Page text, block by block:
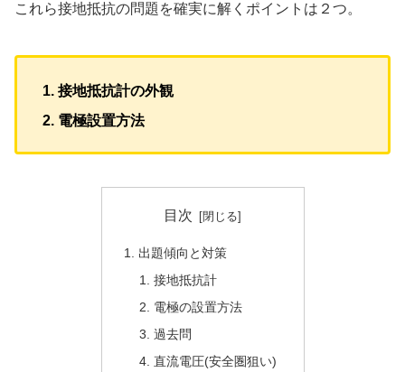
これら接地抵抗の問題を確実に解くポイントは２つ。
接地抵抗計の外観
電極設置方法
目次
出題傾向と対策
接地抵抗計
電極の設置方法
過去問
直流電圧(安全圏狙い)